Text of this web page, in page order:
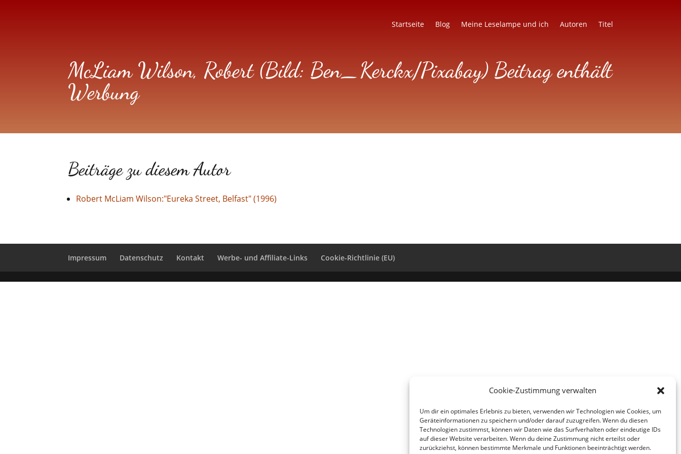
Cookie-Zustimmung verwalten
Um dir ein optimales Erlebnis zu bieten, verwenden wir Technologien wie Cookies, um
Geräteinformationen zu speichern und/oder darauf zuzugreifen. Wenn du diesen
Technologien zustimmst, können wir Daten wie das Surfverhalten oder eindeutige IDs
auf dieser Website verarbeiten. Wenn du deine Zustimmung nicht erteilst oder
zurückziehst, können bestimmte Merkmale und Funktionen beeinträchtigt werden.
Startseite Blog Meine Leselampe und ich Autoren Titel
McLiam Wilson, Robert (Bild: Ben_Kerckx/Pixabay) Beitrag enthält
Werbung
Beiträge zu diesem Autor
Robert McLiam Wilson:"Eureka Street, Belfast" (1996)
Impressum Datenschutz Kontakt Werbe- und Affiliate-Links Cookie-Richtlinie (EU)